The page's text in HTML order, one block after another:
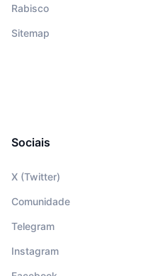
Rabisco
Sitemap
Sociais
X (Twitter)
Comunidade
Telegram
Instagram